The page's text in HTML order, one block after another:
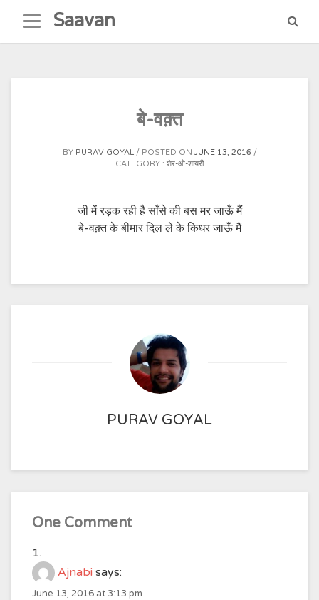
content
Saavan
बे-वक़्त
BY PURAV GOYAL POSTED ON JUNE 13, 2016
CATEGORY : शेर-ओ-शायरी
जी में रड़क रही है साँसे की बस मर जाऊँ मैं
बे-वक़्त के बीमार दिल ले के किधर जाऊँ मैं
PURAV GOYAL
One Comment
Ajnabi says:
June 13, 2016 at 3:13 pm